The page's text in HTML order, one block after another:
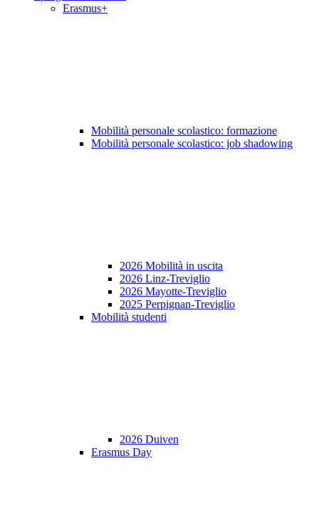
Erasmus+
Mobilità personale scolastico: formazione
Mobilità personale scolastico: job shadowing
2026 Mobilità in uscita
2026 Linz-Treviglio
2026 Mayotte-Treviglio
2025 Perpignan-Treviglio
Mobilità studenti
2026 Duiven
Erasmus Day